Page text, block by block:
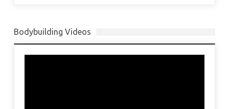
Bodybuilding Videos